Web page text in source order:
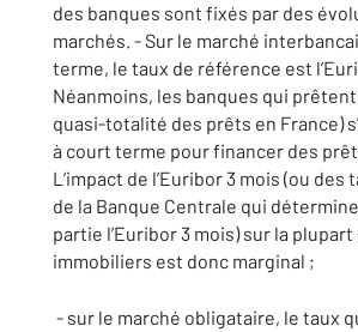
des banques sont fixés par des
marchés. - Sur le marché
terme, le taux de référence est
Néanmoins, les banques qui
quasi-totalité des prêts en France)
à court terme pour financer des
L’impact de l’Euribor 3 mois (ou
de la Banque Centrale qui
partie l’Euribor 3 mois) sur la
immobiliers est donc marginal ;
- sur le marché obligataire, le taux